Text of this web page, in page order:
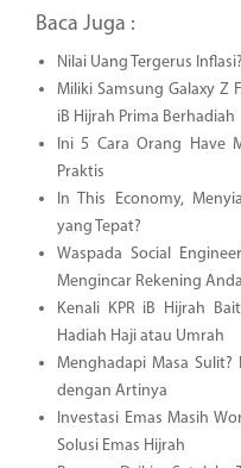
Baca Juga :
Nilai Uang Tergerus
Miliki Samsung Galaxy Z
iB Hijrah Prima Berhadiah
Ini 5 Cara Orang Have
Praktis
In This Economy,
yang Tepat?
Waspada Social
Mengincar Rekening Anda
Kenali KPR iB Hijrah
Hadiah Haji atau Umrah
Menghadapi Masa
dengan Artinya
Investasi Emas Masih
Solusi Emas Hijrah